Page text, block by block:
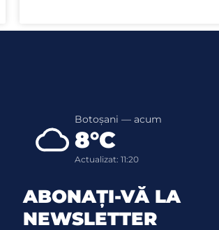
Botoșani — acum
8°C
Actualizat: 11:20
ABONAȚI-VĂ LA
NEWSLETTER